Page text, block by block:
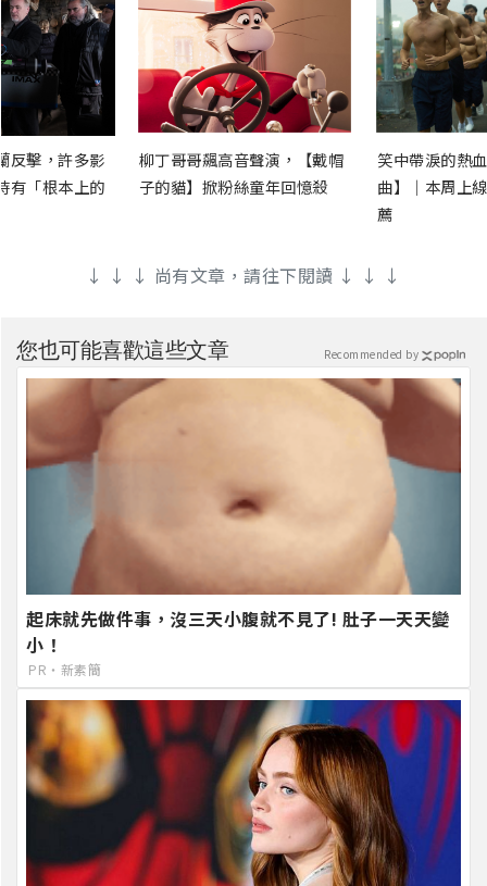
反擊，許多影
有「根本上的
柳丁哥哥飆高音聲演，【戴帽
子的貓】掀粉絲童年回憶殺
笑中帶淚的熱
曲】｜本周上
薦
↓ ↓ ↓ 尚有文章，請往下閱讀 ↓ ↓ ↓
您也可能喜歡這些文章
起床就先做件事，沒三天小腹就不見了! 肚子一天天變
小！
PR・新素簡
Recommended by